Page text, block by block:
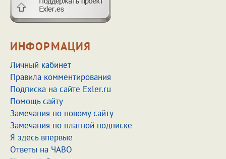
ИНФОРМАЦИЯ
Личный кабинет
Правила комментирования
Подписка на сайте Exler.ru
Помощь сайту
Замечания по новому сайту
Замечания по платной подписке
Я здесь впервые
Ответы на ЧАВО